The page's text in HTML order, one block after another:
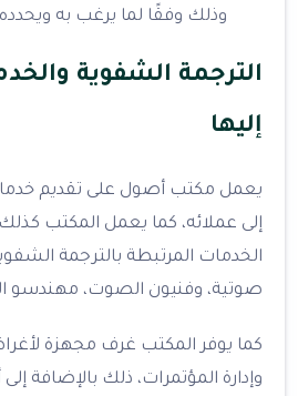
وذلك وفقًا لما يرغب به
الترجمة الشفوية
إليها
يعمل مكتب أصول على تقديم
إلى عملائه، كما يعمل المكتب
الخدمات المرتبطة بالترجمة
صوتية، وفنيون الصوت، مهندسو
كما يوفر المكتب غرف مجهزة
وإدارة المؤتمرات، ذلك بالإضافة